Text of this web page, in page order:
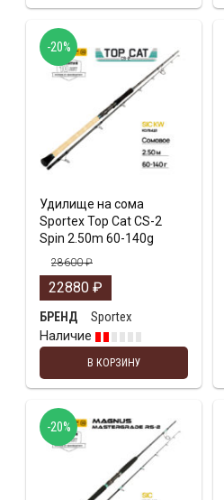
Удилище на сома
Sportex Top Cat CS-2
Spin 2.50m 60-140g
28600₽
22880 ₽
БРЕНД
Sportex
Наличие
В КОРЗИНУ
-20%
-20%